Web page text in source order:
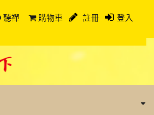
聽禪 購物車 註冊 登入